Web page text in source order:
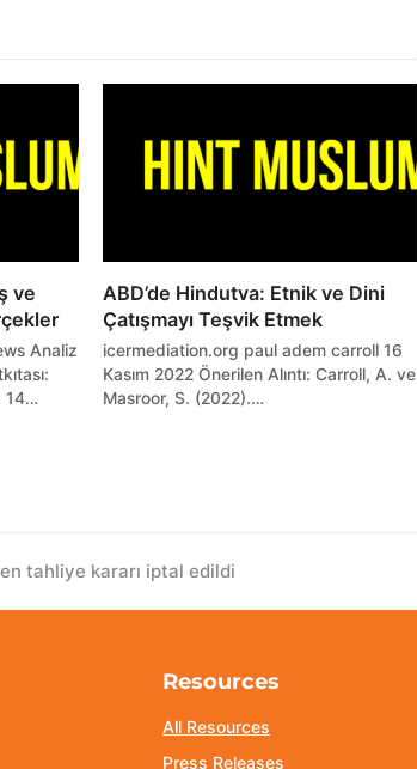
ve
Analiz
14…
ABD’de Hindutva: Etnik ve Dini
Çatışmayı Teşvik Etmek
icermediation.org paul adem carroll 16
Kasım 2022 Önerilen Alıntı: Carroll, A. ve
Masroor, S. (2022).…
tahliye kararı iptal edildi
Resources
All Resources
Press Releases